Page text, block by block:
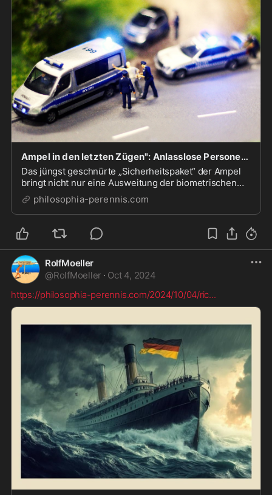
Ampel in den letzten Zügen": Anlasslose Personenkontrollen und Durchsuchungen
Das jüngst geschnürte „Sicherheitspaket“ der Ampel
bringt nicht nur eine Ausweitung der biometrischen
Überwachung. Kaum bekannt ist dabei allerdings der
massive Ausbau von polizeilichen Kontrollbefugnissen
im öffentlichen Raum. Die Exekutive kann som...
philosophia-perennis.com
RolfMoeller
@RolfMoeller · Oct 4, 2024
https://philosophia-perennis.com/2024/10/04/ric...